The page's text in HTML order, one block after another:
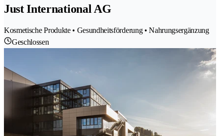
Just International AG
Kosmetische Produkte • Gesundheitsförderung • Nahrungsergänzung
Geschlossen